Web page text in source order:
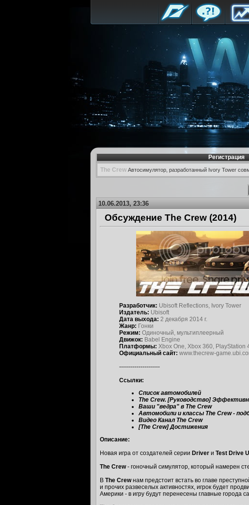
Регистрация
The Crew Автосимулятор, разработанный Ivory Tower
10.06.2013, 23:36
Обсуждение The Crew (2014)
Разработчик: Ubisoft Reflections, Ivory Tower
Издатель: Ubisoft
Дата выхода: 2 декабря 2014 г.
Жанр: Гонки
Режим: Одиночный, мультиплеерный
Движок: Babel Engine
Платформы: Xbox One, Xbox 360, PlayStation
Официальный сайт: www.thecrew-
---------------------
Ссылки:
Список автомобилей
The Crew. [Руководство]
Ваши "ведра" в The Crew
Автомобили и классы The Crew -
Видео Канал The Crew
[The Crew] Достижения
Описание:
Новая игра от создателей серии Driver и Test Drive
The Crew- гоночный симулятор, который намерен
В The Crewнам предстоит встать во главе
и прочих развеселых активностях, игрок будет
Америки - в игру будут перенесены главные города